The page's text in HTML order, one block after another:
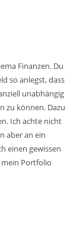
Finanzen. Du
so anlegst, dass
unabhängig
zu können. Dazu
Ich achte nicht
aber an ein
einen gewissen
mein Portfolio